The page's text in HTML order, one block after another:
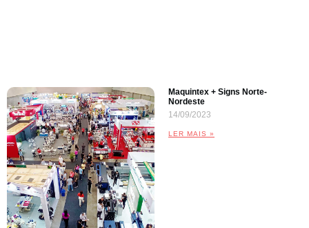
Maquintex + Signs Norte-
Nordeste
14/09/2023
LER MAIS »